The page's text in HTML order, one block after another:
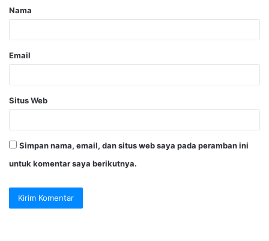
Nama
Email
Situs Web
Simpan nama, email, dan situs web saya pada peramban ini
untuk komentar saya berikutnya.